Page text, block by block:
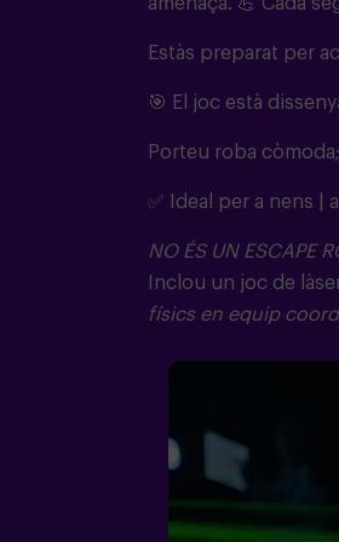
Estàs preparat per
🎯 El joc està
Porteu roba
✅ Ideal per a nens |
NO ÉS UN ESCAPE
Inclou un joc de
físics en equip